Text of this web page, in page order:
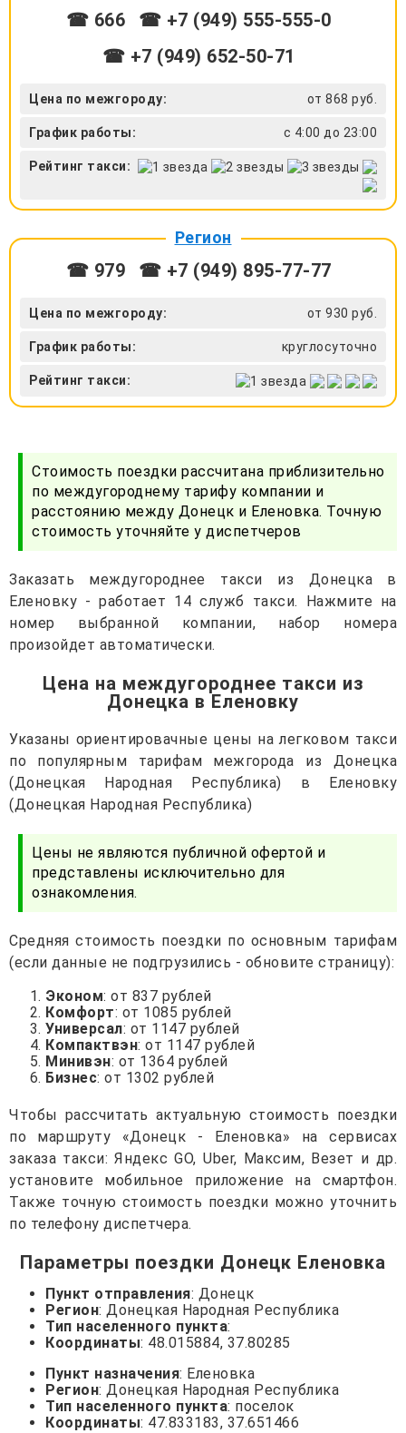
☎ 666
☎ +7 (949) 555-555-0
☎ +7 (949) 652-50-71
Цена по межгороду: от 868 руб.
График работы: с 4:00 до 23:00
Рейтинг такси:
Регион
☎ 979 ☎ +7 (949) 895-77-77
Цена по межгороду: от 930 руб.
График работы: круглосуточно
Рейтинг такси:
Стоимость поездки рассчитана приблизительно
по междугороднему тарифу компании и
расстоянию между Донецк и Еленовка. Точную
стоимость уточняйте у диспетчеров
Заказать междугороднее такси из Донецка в
Еленовку - работает 14 служб такси. Нажмите на
номер выбранной компании, набор номера
произойдет автоматически.
Цена на междугороднее такси из
Донецка в Еленовку
Указаны ориентировачные цены на легковом такси
по популярным тарифам межгорода из Донецка
(Донецкая Народная Республика) в Еленовку
(Донецкая Народная Республика)
Цены не являются публичной офертой и
представлены исключительно для
ознакомления.
Средняя стоимость поездки по основным тарифам
(если данные не подгрузились - обновите страницу):
Эконом: от 837 рублей
Комфорт: от 1085 рублей
Универсал: от 1147 рублей
Компактвэн: от 1147 рублей
Минивэн: от 1364 рублей
Бизнес: от 1302 рублей
Чтобы рассчитать актуальную стоимость поездки
по маршруту «Донецк - Еленовка» на сервисах
заказа такси: Яндекс GO, Uber, Максим, Везет и др.
установите мобильное приложение на смартфон.
Также точную стоимость поездки можно уточнить
по телефону диспетчера.
Параметры поездки Донецк Еленовка
Пункт отправления: Донецк
Регион: Донецкая Народная Республика
Тип населенного пункта:
Координаты: 48.015884, 37.80285
Пункт назначения: Еленовка
Регион: Донецкая Народная Республика
Тип населенного пункта: поселок
Координаты: 47.833183, 37.651466